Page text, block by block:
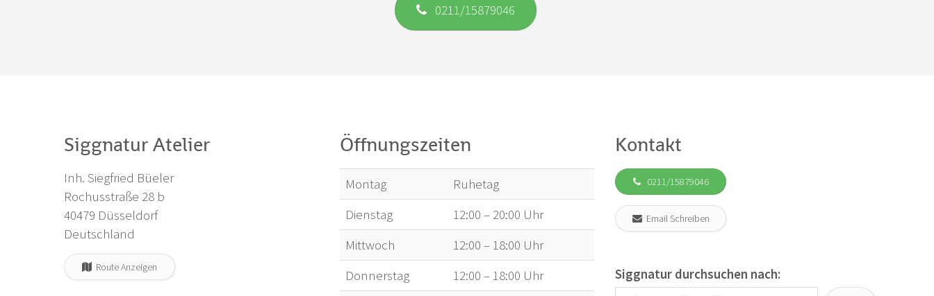
0211/15879046
Siggnatur Atelier
Inh. Siegfried Büeler
Rochusstraße 28 b
40479 Düsseldorf
Deutschland
Route Anzeigen
Öffnungszeiten
Montag
Ruhetag
Dienstag
12:00 – 20:00 Uhr
Mittwoch
12:00 – 18:00 Uhr
Donnerstag
12:00 – 18:00 Uhr
Kontakt
0211/15879046
Email Schreiben
Siggnatur durchsuchen nach: